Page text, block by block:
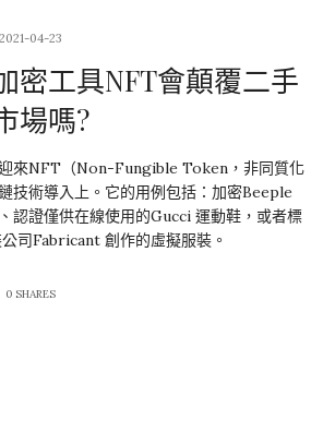
2021-04-23
密工具NFT會顛覆二手
場嗎?
來NFT（Non-Fungible Token，非同質化
技術導入上。它的用例包括：加密Beeple
認證僅供在線使用的Gucci 運動鞋，或者標
司Fabricant 創作的虛擬服裝。
0 SHARES